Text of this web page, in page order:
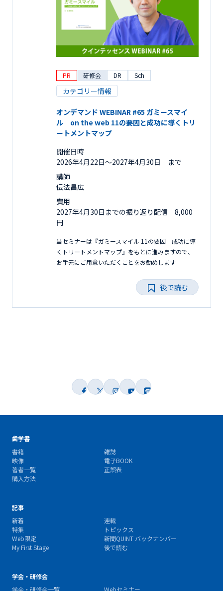
PR 研修会 DR Sch
カテゴリー情報
オンデマンド WEBINAR #65 ガミースマイ
ル on the web 11の要因と成功に導くトリ
ートメントマップ
開催日時
2026年4月22日〜2027年4月30日 まで
講師
伝法昌広
費用
2027年4月30日までの振り返り配信 8,000
円
当セミナーは『ガミースマイル 11の要因 成功に導
くトリートメントマップ』をもとに進みますので、
お手元にご用意いただくことをお勧めします
後で読む
歯学書
書籍
雑誌
映像
電子BOOK
著者一覧
正誤表
購入方法
記事
新着
連載
特集
トピックス
Web限定
新聞QUINT バックナンバー
My First Stage
後で読む
学会・研修会
学会・研修会一覧
Webセミナー